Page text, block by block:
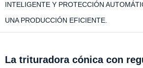
INTELIGENTE Y PROTECCIÓN
UNA PRODUCCIÓN EFICIENTE.
La trituradora cónica con